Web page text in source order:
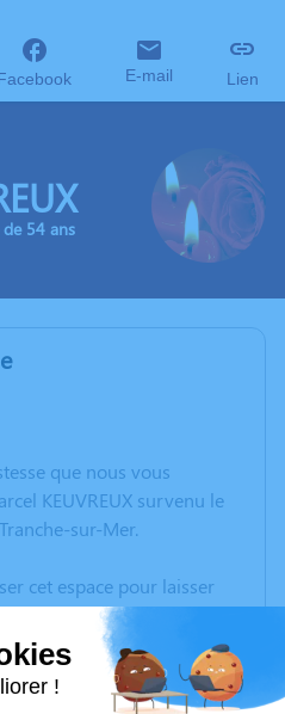
E-mail Lien
54 ans
que nous vous
KEUVREUX survenu le
sur-Mer.
cet espace pour laisser
des photos souvenirs, une
à travers des
endroit est un lieu
la mémoire de Marcel